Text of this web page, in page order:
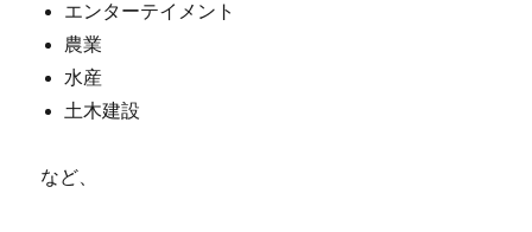
エンターテイメント
農業
水産
土木建設
など、